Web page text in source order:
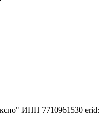
ИНН 7710961530 erid: